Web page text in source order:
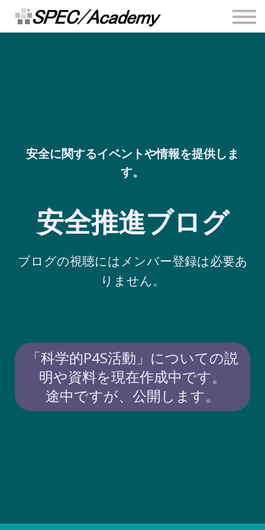
安全推進ブログ
安全に関するイベントや情報を提供しま
す。
安全推進ブログ
ブログの視聴にはメンバー登録は必要あ
りません。
「科学的P4S活動」についての説
明や資料を現在作成中です。
途中ですが、公開します。